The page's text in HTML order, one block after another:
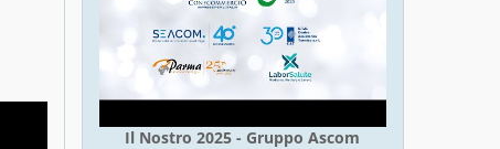
Il Nostro 2025 - Gruppo Ascom